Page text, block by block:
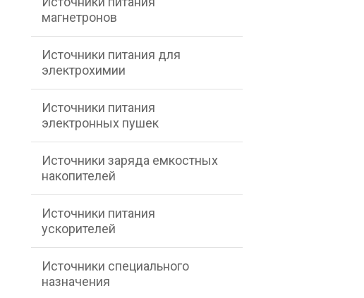
магнетронов
Источники питания для
электрохимии
Источники питания
электронных пушек
Источники заряда емкостных
накопителей
Источники питания
ускорителей
Источники специального
назначения